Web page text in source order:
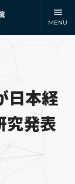
MENU
日本経
究発表